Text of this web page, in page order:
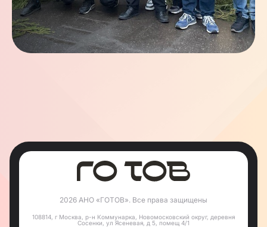
2026 АНО «ГОТОВ». Все права защищены
108814, г Москва, р-н Коммунарка, Новомосковский округ, деревня
Сосенки, ул Ясеневая, д 5, помещ 4/1